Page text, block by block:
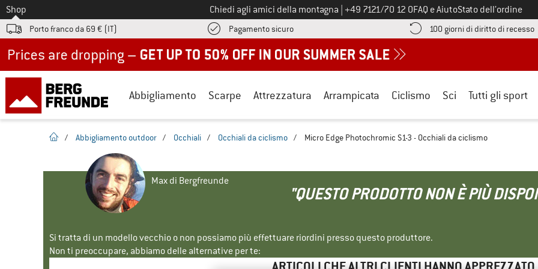
Allo
Shop Chiedi agli amici della montagna Chiamaci al numero
+49 7121/70 12 0FAQ e AiutoStato dell’ordine
Porto franco da 69 € (IT) Pagamento sicuroQui trovi le informazioni di pagamento! Si apre in una casella
100 giorni di diritto di recesso
Abbigliamento Scarpe Attrezzatura Arrampicata Ciclismo Sci Tutti gli sport
pagina iniziale
/ Abbigliamento outdoor / Occhiali / Occhiali da ciclismo / Micro Edge Photochromic S1-3 - Occhiali da ciclismo
Max di Bergfreunde
"QUESTO PRODOTTO NON È PIÙ
Si tratta di un modello vecchio o non possiamo più effettuare riordini presso questo produttore.
Non ti preoccupare, abbiamo delle alternative per te: